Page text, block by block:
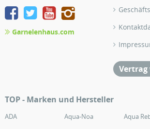
Garnelenhaus.com
TOP - Marken und Hersteller
ADA Aqua-Noa
Aqua